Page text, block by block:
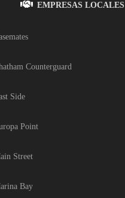
EMPRESAS LOCALES
Counterguard
Side
Point
Street
Bay